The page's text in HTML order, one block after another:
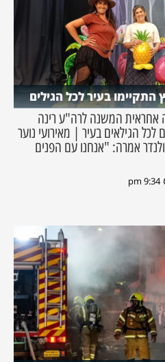
התקיימו בעיר לכל הגילים
אחראית המשנה לרה"ע רינה
לכל הגילאים בעיר | מאירועי נוער
אמרה: "אנחנו עם הפנים
9:34 pm